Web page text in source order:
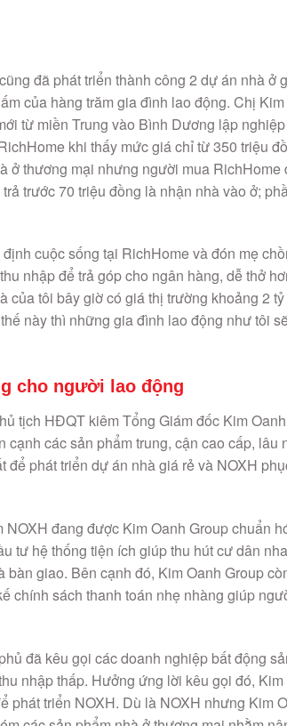
trước 70 triệu đồng là nhận nhà vào ở;
cuộc sống tại RichHome và đón mẹ
nhập để trả góp cho ngân hàng, dễ thở
của tôi bây giờ có giá thị trường khoảng 2
này thì những gia đình lao động như tôi sẽ
cho người lao động
tịch HĐQT kiêm Tổng Giám đốc Kim
cạnh các sản phẩm trung, cận cao cấp, lâu
để phát triển dự án nhà giá rẻ và NOXH
đang được Kim Oanh Group chuẩn
tư hệ thống tiện ích giúp thu hút cư dân
bàn giao. Bên cạnh đó, Kim Oanh Group
chính sách thanh toán nhẹ nhàng giúp
đã kêu gọi các doanh nghiệp bất động
nhập thấp. Hưởng ứng lời kêu gọi đó,
phát triển NOXH. Dù là NOXH nhưng Kim
các sản phẩm nhà ở thương mại nhằm
cùng chính quyền tạo lập cơ hội an cư